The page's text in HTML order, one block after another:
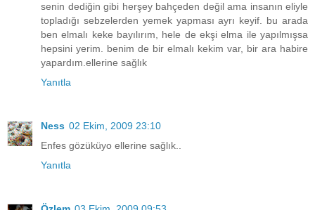
senin dediğin gibi herşey bahçeden değil ama insanın eliyle
topladığı sebzelerden yemek yapması ayrı keyif. bu arada
ben elmalı keke bayılırım, hele de ekşi elma ile yapılmışsa
hepsini yerim. benim de bir elmalı kekim var, bir ara habire
yapardım.ellerine sağlık
Yanıtla
Ness 02 Ekim, 2009 23:10
Enfes gözüküyo ellerine sağlık..
Yanıtla